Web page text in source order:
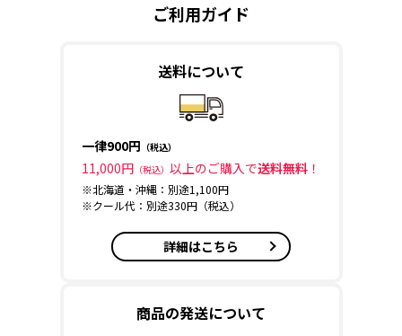
ご利用ガイド
送料について
一律900円 （税込）
11,000円 （税込） 以上のご購入で送料無料！
※北海道・沖縄：別途1,100円
※クール代：別途330円（税込）
詳細はこちら
商品の発送について